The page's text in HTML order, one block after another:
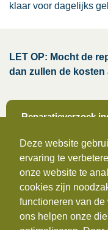
klaar voor dagelijks
LET OP: Mocht de
dan zullen de
Reparatieverzoek
Deze website
ervaring te
onze website te
cookies zijn
functioneren van
ons helpen onze